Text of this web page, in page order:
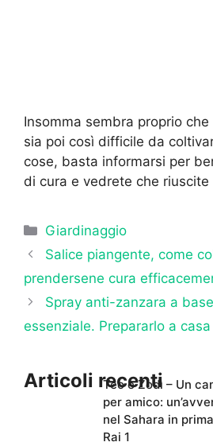
Insomma sembra proprio
sia poi così difficile da
cose, basta informarsi per
di cura e vedrete che riuscite
Categorie
Giardinaggio
Salice piangente, come
prendersene cura
Spray anti-zanzara a
essenziale. Prepararlo a
Articoli recenti
Teo e Zodì – Un
per amico:
nel Sahara in
Rai 1